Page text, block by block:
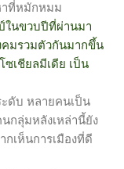
าที่หมักหมม
ในขวบปีที่ผ่านมา
คมรวมตัวกันมากขึ้น
เชียลมีเดีย เป็น
ดับ หลายคนเป็น
กลุ่มหลังเหล่านี้ยัง
เห็นการเมืองที่ดี